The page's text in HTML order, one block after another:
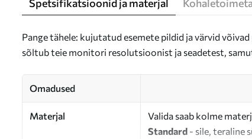
Spetsifikatsioonid ja materjal
Pange tähele: kujutatud esemete pildid ja värvid
sõltub teie monitori resolutsioonist ja seadetest,
Omadused
Materjal
Valida saab kolme
Standard - sile, teraline